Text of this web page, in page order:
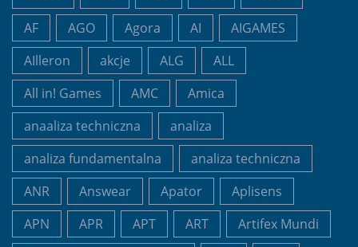
AF
AGO Agora AI
AIGAMES
AIlleron
akcje ALG
ALL
All in! Games
AMC
Amica
anaaliza techniczna
analiza
analiza fundamentalna
analiza techniczna
ANR
Answear Apator
Aplisens
APN
APR APT ART
Artifex Mundi